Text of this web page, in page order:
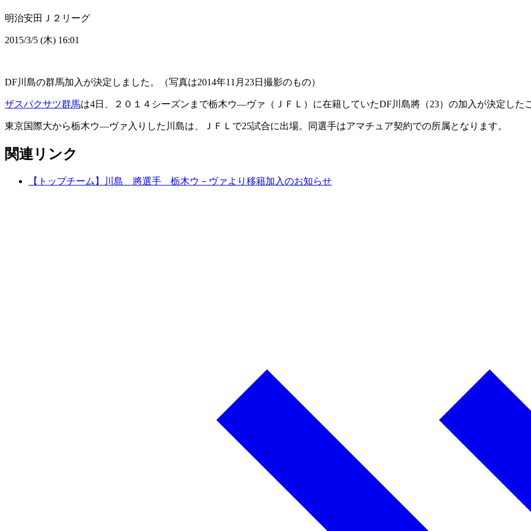
明治安田Ｊ２リーグ
2015/3/5 (木) 16:01
DF川島の群馬加入が決定しました。（写真は2014年11月23日撮影のもの）
ザスパクサツ群馬は4日、２０１４シーズンまで栃木ウ―ヴァ（ＪＦＬ）に在籍していたDF川島將（23）の加入が決定した
東京国際大から栃木ウ―ヴァ入りした川島は、ＪＦＬで25試合に出場。同選手はアマチュア契約での所属となります。
関連リンク
【トップチーム】川島 將選手 栃木ウ－ヴァより移籍加入のお知らせ